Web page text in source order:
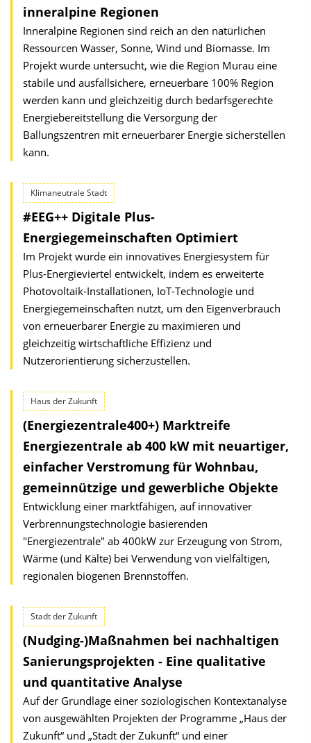
inneralpine Regionen
Inneralpine Regionen sind reich an den natürlichen
Ressourcen Wasser, Sonne, Wind und Biomasse. Im
Projekt wurde untersucht, wie die Region Murau eine
stabile und ausfallsichere, erneuerbare 100% Region
werden kann und gleichzeitig durch bedarfsgerechte
Energiebereitstellung die Versorgung der
Ballungszentren mit erneuerbarer Energie sicherstellen
kann.
Klimaneutrale Stadt
#EEG++ Digitale Plus-
Energiegemeinschaften Optimiert
Im Projekt wurde ein innovatives Energiesystem für
Plus-Energieviertel entwickelt, indem es erweiterte
Photovoltaik-Installationen, IoT-Technologie und
Energiegemeinschaften nutzt, um den Eigenverbrauch
von erneuerbarer Energie zu maximieren und
gleichzeitig wirtschaftliche Effizienz und
Nutzerorientierung sicherzustellen.
Haus der Zukunft
(Energiezentrale400+) Marktreife
Energiezentrale ab 400 kW mit neuartiger,
einfacher Verstromung für Wohnbau,
gemeinnützige und gewerbliche Objekte
Entwicklung einer marktfähigen, auf innovativer
Verbrennungstechno­logie basierenden
"Energiezentrale" ab 400kW zur Erzeugung von Strom,
Wärme (und Kälte) bei Verwendung von vielfältigen,
regionalen biogenen Brennstoffen.
Stadt der Zukunft
(Nudging-)Maßnahmen bei nachhaltigen
Sanierungsprojekten - Eine qualitative
und quantitative Analyse
Auf der Grundlage einer soziologischen Kontextanalyse
von ausgewählten Projekten der Programme „Haus der
Zukunft“ und „Stadt der Zukunft“ und einer